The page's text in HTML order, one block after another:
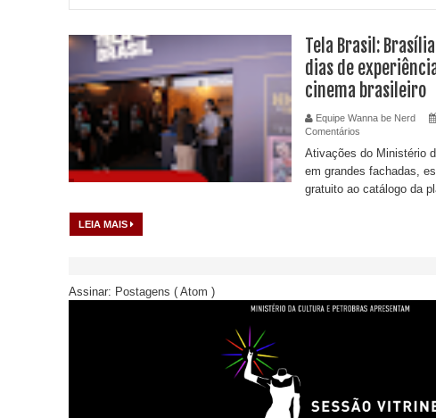
Tela Brasil:
dias de
cinema brasileiro
Equipe Wanna be Nerd
Comentários
Ativações do Ministério
em grandes fachadas,
gratuito ao catálogo da
LEIA MAIS
Assinar: Postagens ( Atom )